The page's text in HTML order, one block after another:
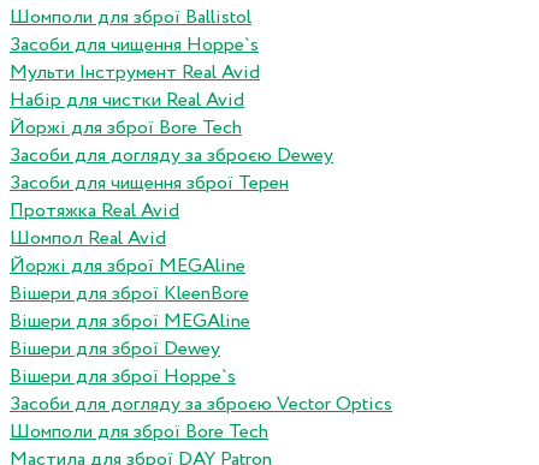
Шомполи для зброї Ballistol
Засоби для чищення Hoppe`s
Мульти Інструмент Real Avid
Набір для чистки Real Avid
Йоржі для зброї Bore Tech
Засоби для догляду за зброєю Dewey
Засоби для чищення зброї Терен
Протяжка Real Avid
Шомпол Real Avid
Йоржі для зброї MEGAline
Вішери для зброї KleenBore
Вішери для зброї MEGAline
Вішери для зброї Dewey
Вішери для зброї Hoppe`s
Засоби для догляду за зброєю Vector Optics
Шомполи для зброї Bore Tech